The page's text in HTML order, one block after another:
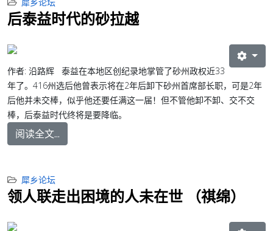
犀乡论坛
后泰益时代的砂拉越
作者: 沿路辉 泰益在本地区创纪录地掌管了砂州政权近33
年了。416州选后他曾表示将在2年后卸下砂州首席部长职，可是2年
后他并未交棒，似乎他还要任满这一届！但不管他卸不卸、交不交
棒，后泰益时代终将是要降临。
阅读全文...
犀乡论坛
领人联走出困境的人未在世 （祺绵）